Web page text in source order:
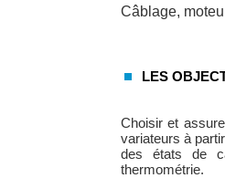
Câblage,
LES
Choisir et
variateurs à
des états de
thermométrie.